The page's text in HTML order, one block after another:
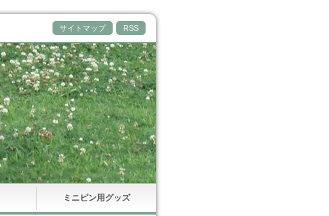
サイトマップ RSS
ミニピン用グッズ